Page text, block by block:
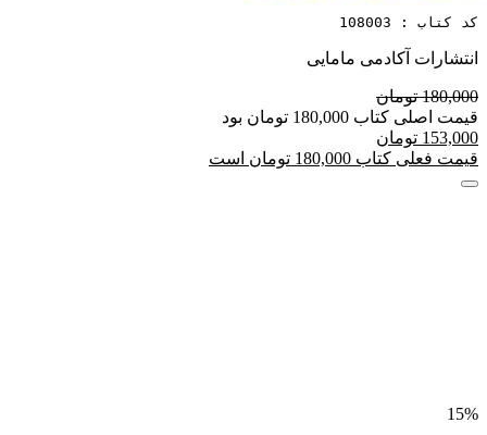
کد کتاب : 108003
انتشارات آکادمی مامایی
180,000 تومان
قیمت اصلی کتاب 180,000 تومان بود
153,000 تومان
قیمت فعلی کتاب 180,000 تومان است
15%